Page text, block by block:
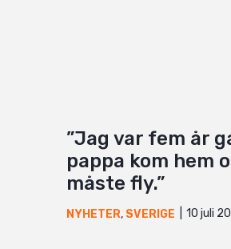
”Jag var fem år
pappa kom hem
måste fly.”
NYHETER, SVERIGE 10 juli